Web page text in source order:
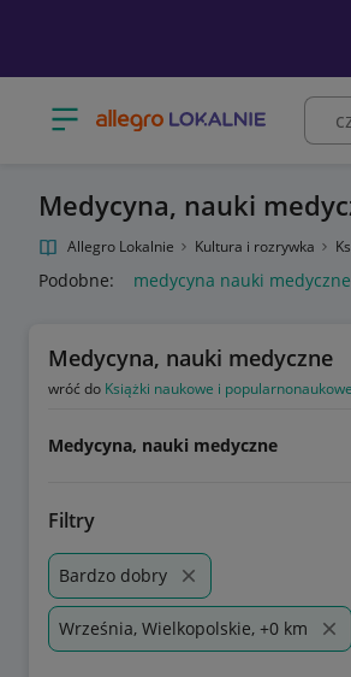
Otwórz menu z kategoriami
Medycyna, nauki
Allegro Lokalnie Kultura i rozrywka
Podobne: medycyna nauki medyczne
Medycyna, nauki medyczne
wróć do Książki naukowe i popularnonaukowe
Medycyna, nauki medyczne
Filtry
Bardzo dobry
Września, Wielkopolskie, +0 km